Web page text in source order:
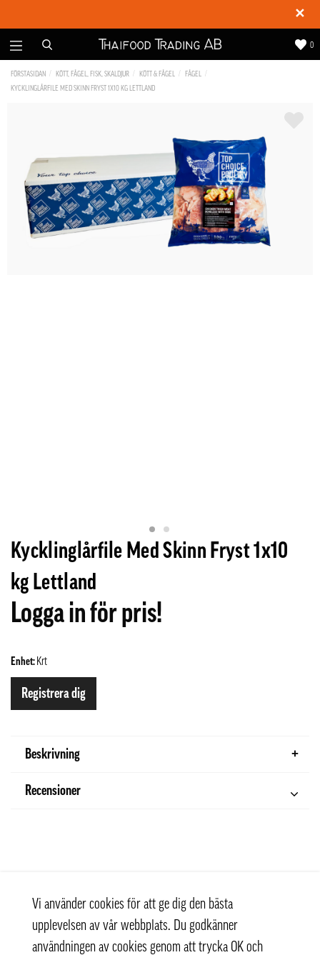
✕
0
FÖRSTASIDAN KÖTT, FÅGEL, FISK, SKALDJUR KÖTT & FÅGEL
FÅGEL
KYCKLINGLÅRFILE MED SKINN FRYST 1X10 KG LETTLAND
Kycklinglårfile Med Skinn Fryst 1x10
kg Lettland
Logga in för pris!
Enhet: Krt
Registrera dig
Beskrivning
Recensioner
Vi använder cookies för att ge dig den bästa
upplevelsen av vår webbplats. Du godkänner
användningen av cookies genom att trycka OK och